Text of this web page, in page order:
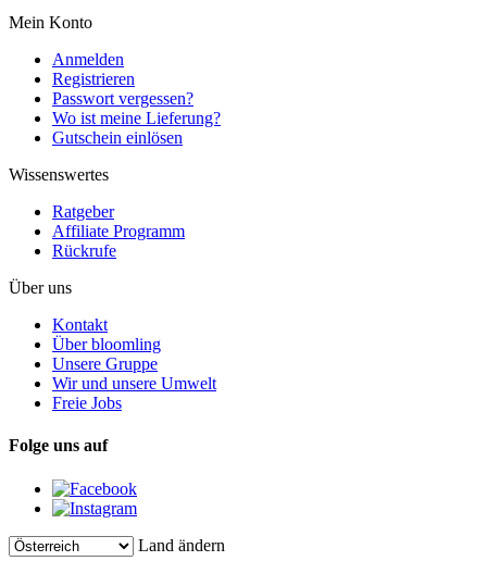
Mein Konto
Anmelden
Registrieren
Passwort vergessen?
Wo ist meine Lieferung?
Gutschein einlösen
Wissenswertes
Ratgeber
Affiliate Programm
Rückrufe
Über uns
Kontakt
Über bloomling
Unsere Gruppe
Wir und unsere Umwelt
Freie Jobs
Folge uns auf
Land ändern